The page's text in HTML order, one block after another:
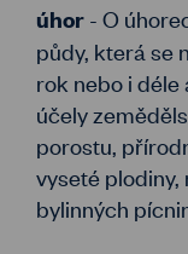
úhor - O
půdy, která se
rok nebo i déle
účely
porostu,
vyseté
bylinných